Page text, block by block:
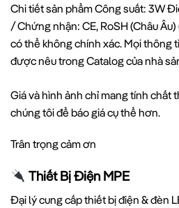
Chi tiết sản phẩm Công suất: 3W
/ Chứng nhận: CE, RoSH (Châu
có thể không chính xác. Mọi thông
được nêu trong Catalog của nhà
Giá và hình ảnh chỉ mang tính chất
chúng tôi để báo giá cụ thể hơn.
Trân trọng cảm ơn
Thiết Bị Điện MPE
Đại lý cung cấp thiết bị điện & đèn